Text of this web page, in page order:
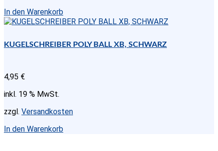
In den Warenkorb
KUGELSCHREIBER POLY BALL XB, SCHWARZ
4,95 €
inkl. 19 % MwSt.
zzgl. Versandkosten
In den Warenkorb